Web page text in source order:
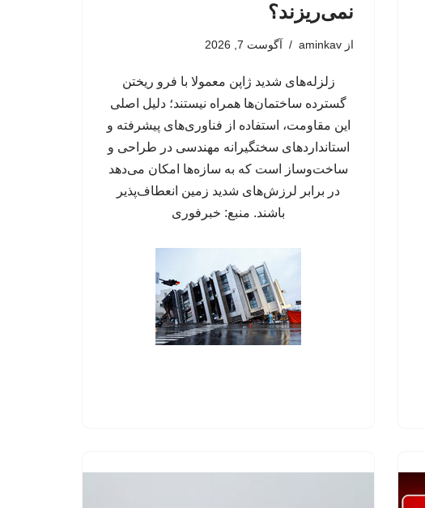
نمی‌ریزند؟
از aminkav آگوست 7, 2026
زلزله‌های شدید ژاپن معمولا با فرو ریختن
گسترده ساختمان‌ها همراه نیستند؛ دلیل اصلی
این مقاومت، استفاده از فناوری‌های پیشرفته و
استانداردهای سختگیرانه مهندسی در طراحی و
ساخت‌وساز است که به سازه‌ها امکان می‌دهد
در برابر لرزش‌های شدید زمین انعطاف‌پذیر
باشند. منبع: خبرفوری